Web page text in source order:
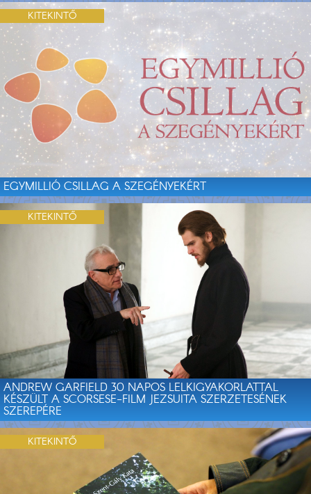
EGYMILLIÓ CSILLAG A SZEGÉNYEKÉRT
KITEKINTŐ
ANDREW GARFIELD 30 NAPOS LELKIGYAKORLATTAL
KÉSZÜLT A SCORSESE-FILM JEZSUITA SZERZETESÉNEK
SZEREPÉRE
KITEKINTŐ
KITEKINTŐ